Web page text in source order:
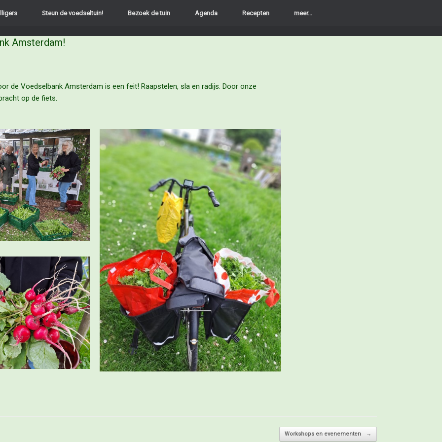
Steun de voedseltuin! Bezoek de tuin Agenda Recepten meer…
Amsterdam!
de Voedselbank Amsterdam is een feit! Raapstelen, sla en radijs. Door onze
op de fiets.
Workshops en evenementen →